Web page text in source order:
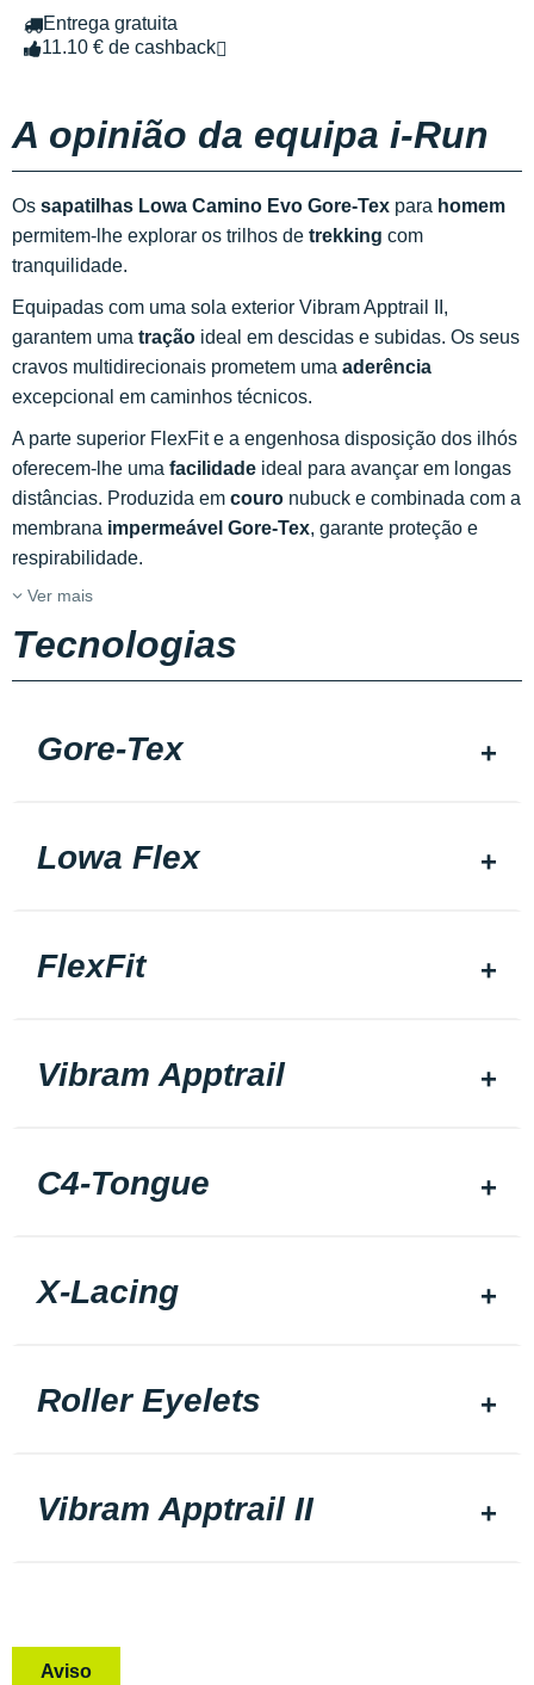
Entrega gratuita
11.10 € de cashback
A opinião da equipa i-Run
Os sapatilhas Lowa Camino Evo Gore-Tex para homem
permitem-lhe explorar os trilhos de trekking com
tranquilidade.
Equipadas com uma sola exterior Vibram Apptrail II,
garantem uma tração ideal em descidas e subidas. Os seus
cravos multidirecionais prometem uma aderência
excepcional em caminhos técnicos.
A parte superior FlexFit e a engenhosa disposição dos ilhós
oferecem-lhe uma facilidade ideal para avançar em longas
distâncias. Produzida em couro nubuck e combinada com a
membrana impermeável Gore-Tex, garante proteção e
respirabilidade.
Ver mais
Tecnologias
Gore-Tex
Lowa Flex
FlexFit
Vibram Apptrail
C4-Tongue
X-Lacing
Roller Eyelets
Vibram Apptrail II
Aviso